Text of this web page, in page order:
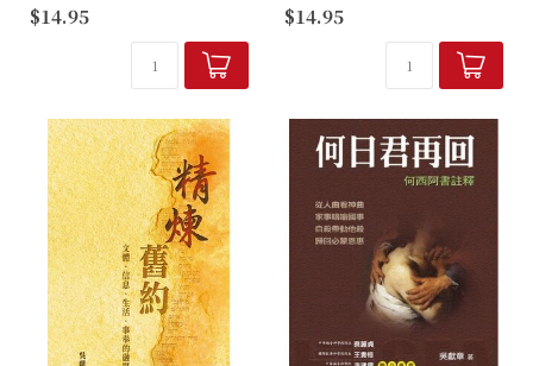
經部分，本書則以深入淺出的
方式，帶領讀者一窺堂奧。
$14.95
定了這個時代屬靈的前途。
$14.95